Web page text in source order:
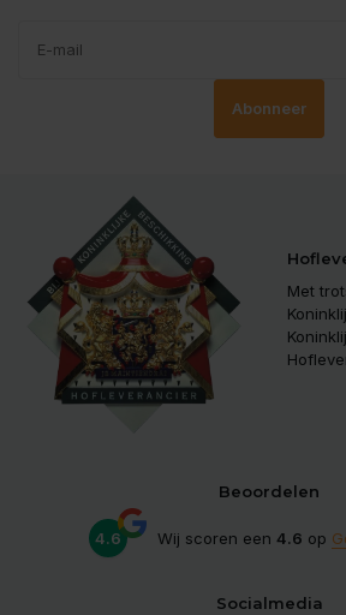
Abonneer
Met
Beoordelen
4.6 Wij scoren een 4.6 op
Socialmedia